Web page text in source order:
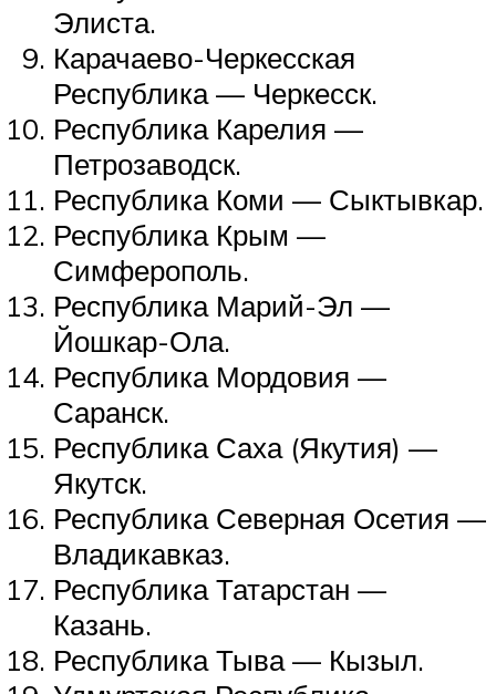
Элиста.
Карачаево-Черкесская
Республика — Черкесск.
Республика Карелия —
Петрозаводск.
Республика Коми — Сыктывкар.
Республика Крым —
Симферополь.
Республика Марий-Эл —
Йошкар-Ола.
Республика Мордовия —
Саранск.
Республика Саха (Якутия) —
Якутск.
Республика Северная Осетия —
Владикавказ.
Республика Татарстан —
Казань.
Республика Тыва — Кызыл.